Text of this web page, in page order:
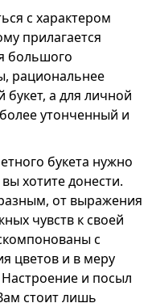
с характером
прилагается
большого
рациональнее
а для личной
утонченный и
букета нужно
хотите донести.
от выражения
чувств к своей
с
цветов и в меру
и посыл
стоит лишь